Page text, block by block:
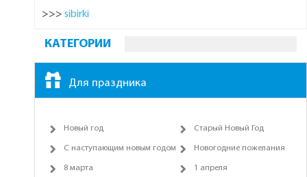
>>> sibirki
КАТЕГОРИИ
Для праздника
Новый год Старый Новый Год
С наступающим новым годом Новогодние пожелания
8 марта 1 апреля